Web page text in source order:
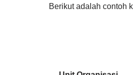
Berikut adalah contoh